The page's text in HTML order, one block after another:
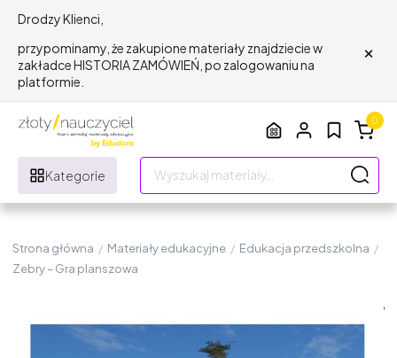
Drodzy Klienci,
przypominamy, że zakupione materiały znajdziecie w
zakładce HISTORIA ZAMÓWIEŃ, po zalogowaniu na
platformie.
×
Kategorie
0
Strona główna / Materiały edukacyjne / Edukacja przedszkolna /
Zebry – Gra planszowa